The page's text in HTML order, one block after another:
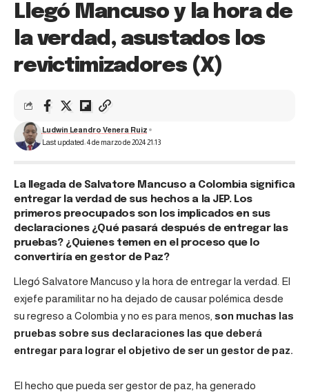
Llegó Mancuso y la hora de
la verdad, asustados los
revictimizadores (X)
Last updated: 4 de marzo de 2024 21:13
Ludwin Leandro Venera Ruiz
La llegada de Salvatore Mancuso a Colombia significa
entregar la verdad de sus hechos a la JEP. Los
primeros preocupados son los implicados en sus
declaraciones ¿Qué pasará después de entregar las
pruebas? ¿Quienes temen en el proceso que lo
convertiría en gestor de Paz?
Llegó Salvatore Mancuso y la hora de entregar la verdad. El
exjefe paramilitar no ha dejado de causar polémica desde
su regreso a Colombia y no es para menos, son muchas las
pruebas sobre sus declaraciones las que deberá
entregar para lograr el objetivo de ser un gestor de paz.
El hecho que pueda ser gestor de paz, ha generado